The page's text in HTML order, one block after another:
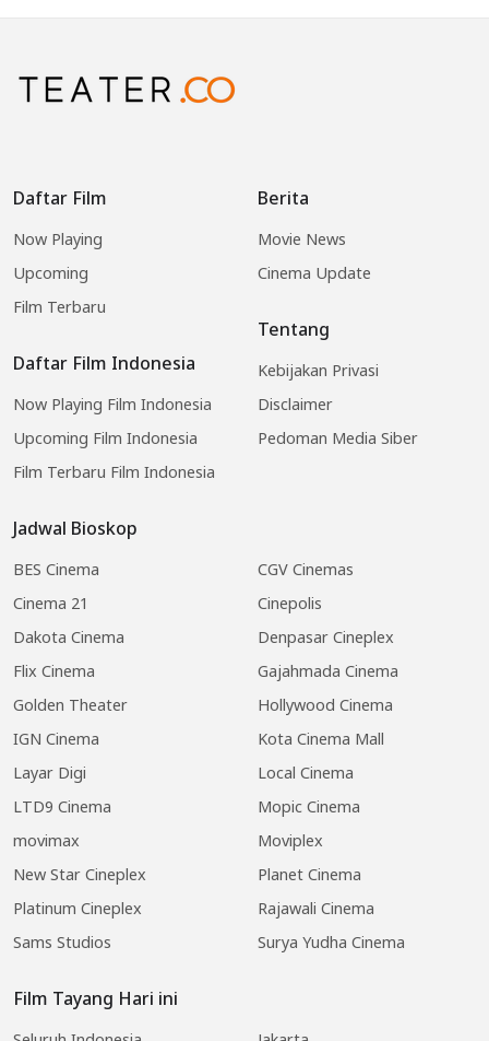
Daftar Film
Now Playing
Upcoming
Film Terbaru
Daftar Film Indonesia
Now Playing Film Indonesia
Upcoming Film Indonesia
Film Terbaru Film Indonesia
Jadwal Bioskop
BES Cinema
CGV Cinemas
Cinema 21
Cinepolis
Dakota Cinema
Denpasar Cineplex
Flix Cinema
Gajahmada Cinema
Golden Theater
Hollywood Cinema
IGN Cinema
Kota Cinema Mall
Layar Digi
Local Cinema
LTD9 Cinema
Mopic Cinema
movimax
Moviplex
New Star Cineplex
Planet Cinema
Platinum Cineplex
Rajawali Cinema
Sams Studios
Surya Yudha Cinema
Film Tayang Hari ini
Berita
Movie News
Cinema Update
Tentang
Kebijakan Privasi
Disclaimer
Pedoman Media Siber